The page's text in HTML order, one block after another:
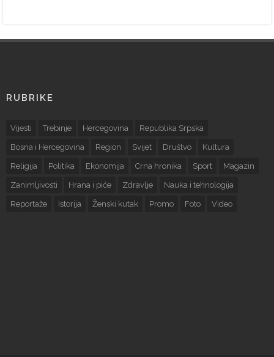
RUBRIKE
Vijesti Trebinje Hercegovina Republika Srpska
Bosna i Hercegovina Region Svijet Društvo Kultura
Religija Politika Ekonomija Crna hronika Sport Magazin
Zanimljivosti Hrana i piće Zdravlje Nauka i tehnologija
Reportaže Istorija Ženski kutak Promo Foto Video